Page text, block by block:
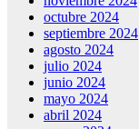
octubre 2024
septiembre 2024
agosto 2024
julio 2024
junio 2024
mayo 2024
abril 2024